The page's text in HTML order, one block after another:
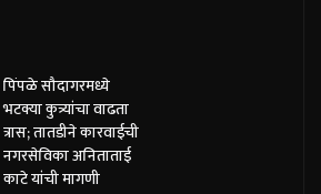
पिंपळे सौदागरमध्ये
भटक्या कुत्र्यांचा वाढता
त्रास; तातडीने कारवाईची
नगरसेविका अनिताताई
काटे यांची मागणी